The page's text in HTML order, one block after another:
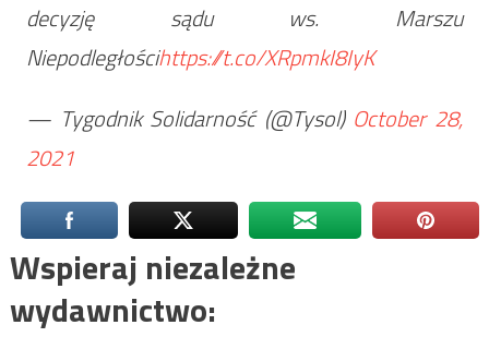
decyzję sądu ws. Marszu
Niepodległościhttps://t.co/XRpmkI8IyK
— Tygodnik Solidarność (@Tysol) October 28,
2021
Wspieraj niezależne
wydawnictwo: